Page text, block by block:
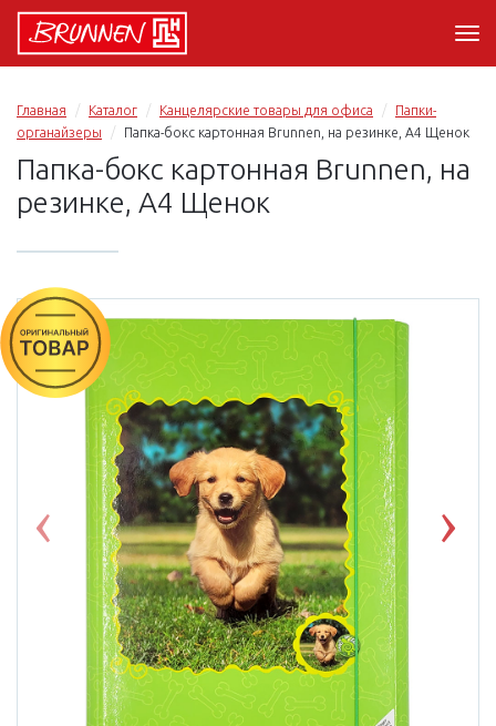
Главная Каталог Канцелярские товары для офиса
Папки-
органайзеры
Папка-бокс картонная Brunnen, на резинке, A4 Щенок
Папка-бокс картонная Brunnen, на
резинке, A4 Щенок
Previous